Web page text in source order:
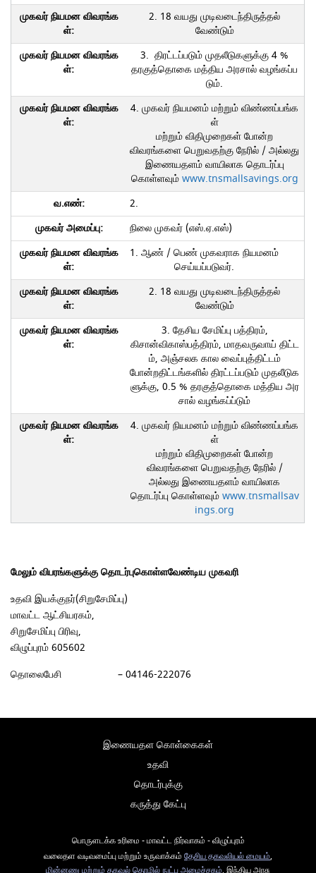
2. 18 வயது முடிவடைந்திருத்தல்
வேண்டும்
3. திரட்டப்படும் முதலீடுகளுக்கு 4 %
தரகுத்தொகை மத்திய அரசால் வழங்கப்ப
டும்.
4. முகவர் நியமனம் மற்றும் விண்ணப்பங்க
ள்
மற்றும் விதிமுறைகள் போன்ற
விவரங்களை பெறுவதற்கு நேரில் / அல்லது
இணையதளம் வாயிலாக தொடர்ப்பு
கொள்ளவும்www.tnsmallsavings.org
2.
நிலை முகவர் (எஸ்.ஏ.எஸ்)
1. ஆண் / பெண் முகவராக நியமனம்
செய்யப்படுவர்.
2. 18 வயது முடிவடைந்திருத்தல்
வேண்டும்
3. தேசிய சேமிப்பு பத்திரம்,
கிசான்விகாஸ்பத்திரம், மாதவருவாய் திட்ட
ம், அஞ்சலக கால வைப்புத்திட்டம்
போன்றதிட்டங்களில் திரட்டப்படும் முதலீடுக
ளுக்கு, 0.5 % தரகுத்தொகை மத்திய அர
சால் வழங்கப்ப்டும்
4. முகவர் நியமனம் மற்றும் விண்ணப்பங்க
ள்
மற்றும் விதிமுறைகள் போன்ற
விவரங்களை பெறுவதற்கு நேரில் /
அல்லது இணையதளம் வாயிலாக
தொடர்ப்பு கொள்ளவும்www.tnsmallsav
ings.org
மேலும் விபரங்களுக்கு தொடர்புகொள்ளவேண்டிய முகவரி
உதவி இயக்குநர்(சிறுசேமிப்பு)
மாவட்ட ஆட்சியரகம்,
சிறுசேமிப்பு பிரிவு,
விழுப்புரம் 605602
தொலைபேசி – 04146-222076
இணையதள கொள்கைகள்
உதவி
தொடர்புக்கு
கருத்து கேட்பு
பொருளடக்க உரிமை - மாவட்ட நிர்வாகம் - விழுப்புரம்
வலைதள வடிவமைப்பு மற்றும் உருவாக்கம் தேசிய தகவலியல் மையம்,
மின்னணு மற்றும் தகவல் தொழில் நுட்ப அமைச்சகம், இந்திய அரசு